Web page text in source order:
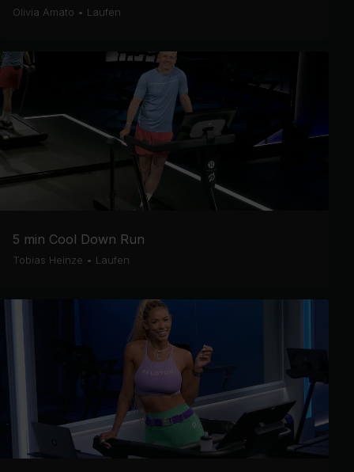
Olivia Amato • Laufen
5 min Cool Down Run
Tobias Heinze • Laufen